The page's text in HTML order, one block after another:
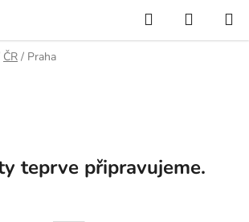
Hledat
KOŠÍK
ČR / Praha
teprve připravujeme.